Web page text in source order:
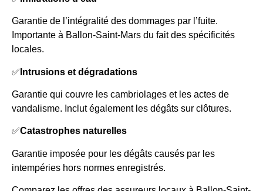
Garantie de l’intégralité des dommages par l’fuite.
Importante à Ballon-Saint-Mars du fait des spécificités
locales.
✅ Intrusions et dégradations
Garantie qui couvre les cambriolages et les actes de
vandalisme. Inclut également les dégâts sur clôtures.
✅Catastrophes naturelles
Garantie imposée pour les dégâts causés par les
intempéries hors normes enregistrés.